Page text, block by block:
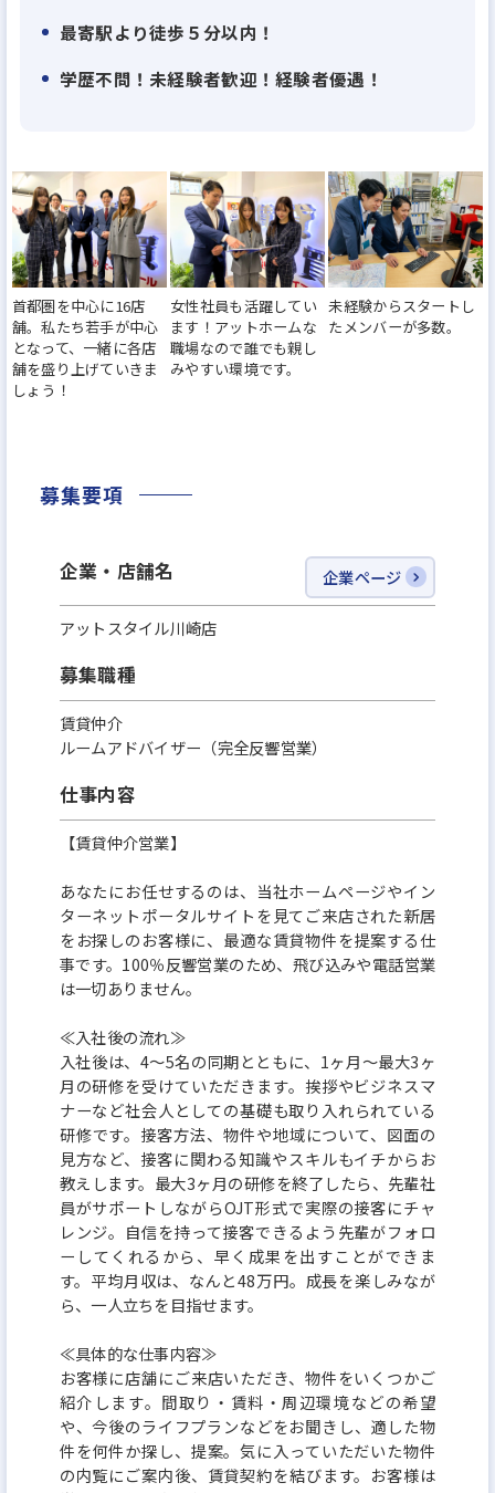
≪入社いただくと≫
最大3ヶ月の研修を終了しても、先輩社員のサポート
は継続。手厚いサポートの中でしっかりと成長して
いけますので未経験でも安心してください！ちなみ
に、現場に出て1時間で契約をいただけた未経験スタ
ートの先輩もいます！
4〜5名の同期と一緒に、最短3ヶ月でメンバーから主
任になることも可能。未経験でスタートした人の多
なお、不動産営業のご経験をお持ちの方は、ヒアリ
最寄駅より徒歩５分以内！
学歴不問！未経験者歓迎！経験者優遇！
首都圏を中心に16店
舗。私たち若手が中心
となって、一緒に各店
舗を盛り上げていきま
しょう！
女性社員も活躍してい
ます！アットホームな
職場なので誰でも親し
みやすい環境です。
未経験からスタートし
たメンバーが多数。
募集要項
企業・店舗名 企業ページ
アットスタイル川崎店
募集職種
賃貸仲介
ルームアドバイザー（完全反響営業）
仕事内容
【賃貸仲介営業】
あなたにお任せするのは、当社ホームページやイン
ターネットポータルサイトを見てご来店された新居
をお探しのお客様に、最適な賃貸物件を提案する仕
事です。100％反響営業のため、飛び込みや電話営業
は一切ありません。
≪入社後の流れ≫
入社後は、4〜5名の同期とともに、1ヶ月〜最大3ヶ
月の研修を受けていただきます。挨拶やビジネスマ
ナーなど社会人としての基礎も取り入れられている
研修です。接客方法、物件や地域について、図面の
見方など、接客に関わる知識やスキルもイチからお
教えします。最大3ヶ月の研修を終了したら、先輩社
員がサポートしながらOJT形式で実際の接客にチャ
レンジ。自信を持って接客できるよう先輩がフォロ
ーしてくれるから、早く成果を出すことができま
す。平均月収は、なんと48万円。成長を楽しみなが
ら、一人立ちを目指せます。
≪具体的な仕事内容≫
お客様に店舗にご来店いただき、物件をいくつかご
紹介します。間取り・賃料・周辺環境などの希望
や、今後のライフプランなどをお聞きし、適した物
件を何件か探し、提案。気に入っていただいた物件
の内覧にご案内後、賃貸契約を結びます。お客様は